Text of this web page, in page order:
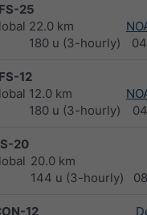
25
22.0 km
180 u (3-hourly)
12
12.0 km
180 u (3-hourly)
20
20.0 km
144 u (3-hourly)
12